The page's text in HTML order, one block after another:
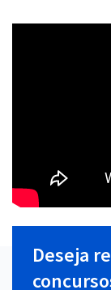
Deseja